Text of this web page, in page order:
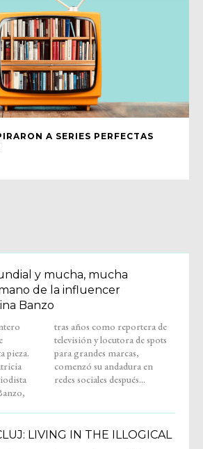
A SERIES PERFECTAS
y mucha, mucha
de la influencer
Banzo
pieza.
de
redes sociales después...
LIVING IN THE ILLOGICAL